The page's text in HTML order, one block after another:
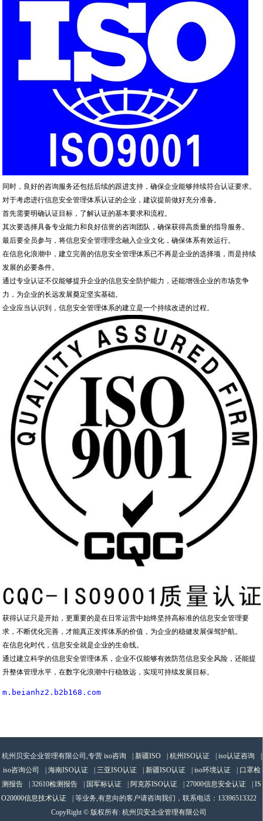
同时，良好的咨询服务还包括后续的跟进支持，确保企业能够持续符合认证要求。
对于考虑进行信息安全管理体系认证的企业，建议提前做好充分准备。
首先需要明确认证目标，了解认证的基本要求和流程。
其次要选择具备专业能力和良好信誉的咨询团队，确保获得高质量的指导服务。
最后要全员参与，将信息安全管理理念融入企业文化，确保体系有效运行。
在信息化浪潮中，建立完善的信息安全管理体系已不再是企业的选择项，而是持续
发展的必要条件。
通过专业认证不仅能够提升企业的信息安全防护能力，还能增强企业的市场竞争
力，为企业的长远发展奠定坚实基础。
企业应当认识到，信息安全管理体系的建立是一个持续改进的过程。
获得认证只是开始，更重要的是在日常运营中始终坚持高标准的信息安全管理要
求，不断优化完善，才能真正发挥体系的价值，为企业的稳健发展保驾护航。
在信息化时代，信息安全就是企业的生命线。
通过建立科学的信息安全管理体系，企业不仅能够有效防范信息安全风险，还能提
升整体管理水平，在数字化浪潮中行稳致远，实现可持续发展目标。
m.beianhz2.b2b168.com
杭州贝安企业管理有限公司,专营 iso咨询 | 新疆ISO | 杭州ISO认证 | iso认证咨询
|
iso咨询公司
| 海南ISO认证 | 三亚ISO认证 | 新疆ISO认证 | iso环境认证 | 口罩检
测报告
| 32610检测报告 | 国军标认证 | 阿克苏ISO认证 | 27000信息安全认证 | IS
O20000信息技术认证
| 等业务,有意向的客户请咨询我们，联系电话： 13396513322
CopyRight © 版权所有: 杭州贝安企业管理有限公司